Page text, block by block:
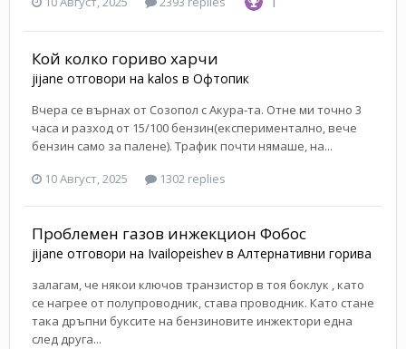
Кой колко гориво харчи
jijane отговори на kalos в Офтопик
Вчера се върнах от Созопол с Акура-та. Отне ми точно 3
часа и разход от 15/100 бензин(експериментално, вече
бензин само за палене). Трафик почти нямаше, на...
10 Август, 2025
1302 replies
Проблемен газов инжекцион Фобос
jijane отговори на Ivailopeishev в Алтернативни горива
залагам, че някои ключов транзистор в тоя боклук , като
се нагрее от полупроводник, става проводник. Като стане
така дръпни буксите на бензиновите инжектори една
след друга...